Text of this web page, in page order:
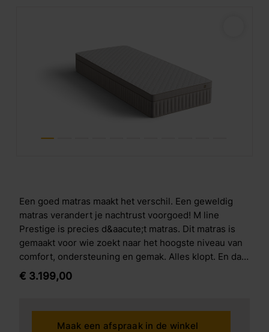
Een goed matras maakt het verschil. Een geweldig
matras verandert je nachtrust voorgoed! M line
Prestige is precies d&aacute;t matras. Dit matras is
gemaakt voor wie zoekt naar het hoogste niveau van
comfort, ondersteuning en gemak. Alles klopt. En dat
voel je vanaf het eerste moment dat je erop
ligt.&nbsp; Ultiem zacht comfort Dit matras is zacht,
omhult je op een bijna gewichtloze manier, alsof je
zweeft op een wolk. De ventilatie is perfect, waardoor
€ 3.199,00
Maak een afspraak in de winkel